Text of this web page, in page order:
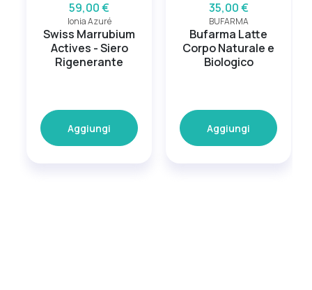
59,00 €
Ionia Azuré
Swiss Marrubium
Actives - Siero
Rigenerante
Aggiungi
35,00 €
BUFARMA
Bufarma Latte
Corpo Naturale e
Biologico
Aggiungi